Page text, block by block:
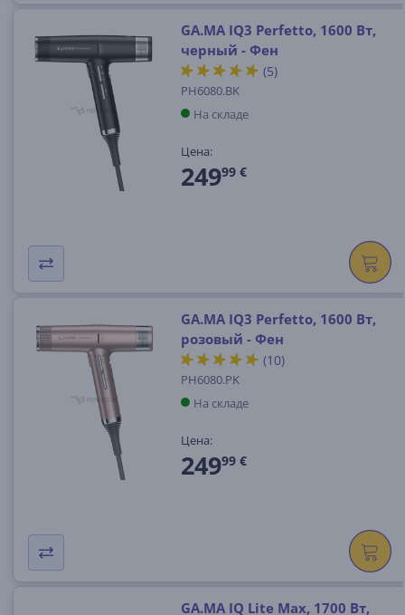
GA.MA IQ3 Perfetto, 1600 Вт,
черный - Фен
(5)
PH6080.BK
На складе
Цена:
24999 €
GA.MA IQ3 Perfetto, 1600 Вт,
розовый - Фен
(10)
PH6080.PK
На складе
Цена:
24999 €
GA.MA IQ Lite Max, 1700 Вт,